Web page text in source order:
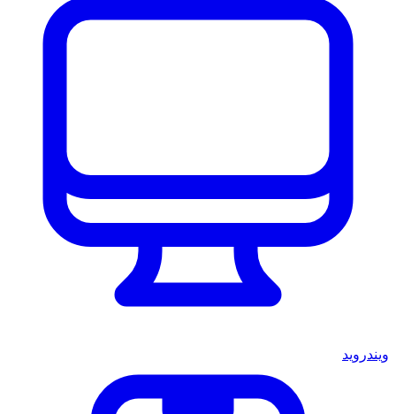
ويندرويد